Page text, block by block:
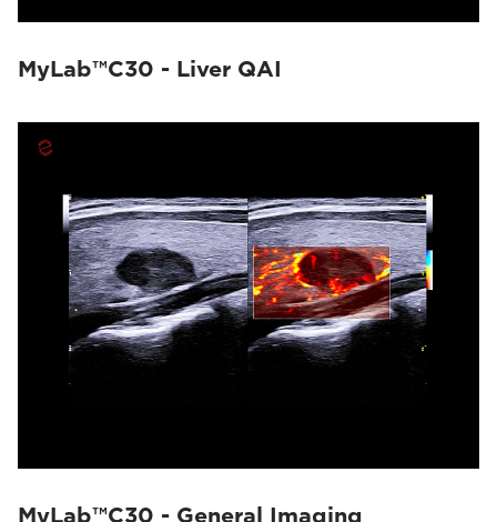
MyLab™C30 - Liver QAI
MyLab™C30 - General Imaging